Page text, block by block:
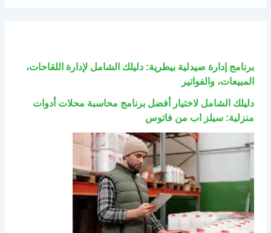
برنامج إدارة صيدلية بيطرية: دليلك الشامل لإدارة اللقاحات،
المبيعات، والفواتير
دليلك الشامل لاختيار أفضل برنامج محاسبة محلات أدوات
منزلية: سيلز اب من فاتوس